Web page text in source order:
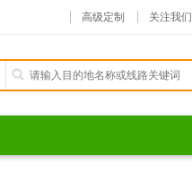
高级定制 关注我们